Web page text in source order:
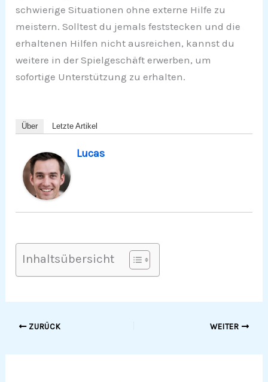
schwierige Situationen ohne externe Hilfe zu
meistern. Solltest du jemals feststecken und die
erhaltenen Hilfen nicht ausreichen, kannst du
weitere in der Spielgeschäft erwerben, um
sofortige Unterstützung zu erhalten.
Über Letzte Artikel
Lucas
Inhaltsübersicht
ZURÜCK WEITER